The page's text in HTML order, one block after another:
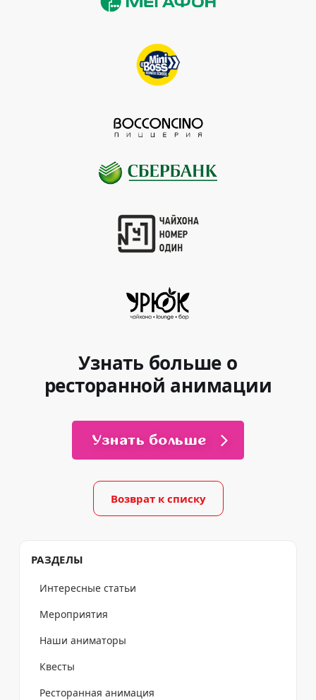
РАЗДЕЛЫ
Интересные статьи
Мероприятия
Наши аниматоры
Квесты
Ресторанная анимация
Узнать больше о
ресторанной анимации
Узнать больше
Возврат к списку